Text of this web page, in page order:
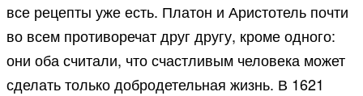
все рецепты уже есть. Платон и Аристотель почти
во всем противоречат друг другу, кроме одного:
они оба считали, что счастливым человека может
сделать только добродетельная жизнь. В 1621